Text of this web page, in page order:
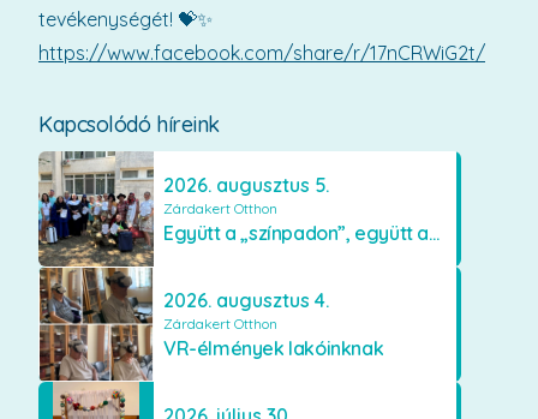
Kapcsolódó híreink
2026. augusztus 5.
Zárdakert Otthon
Együtt a „színpadon”, együtt az élményekért 🎭✨
2026. augusztus 4.
Zárdakert Otthon
VR-élmények lakóinknak
tevékenységét! 💝✨
https://www.facebook.com/share/r/17nCRWiG2t/